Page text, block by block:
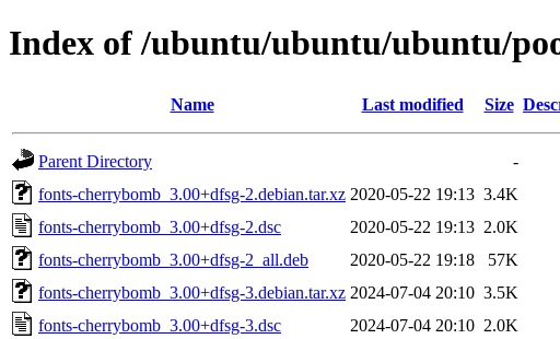
Index of /ubuntu/ubuntu/ubuntu/
Name Last modified Size
Parent Directory
-
fonts-cherrybomb_3.00+dfsg-2.debian.tar.xz 2020-05-22 19:13 3.4K
fonts-cherrybomb_3.00+dfsg-2.dsc
2020-05-22 19:13 2.0K
fonts-cherrybomb_3.00+dfsg-2_all.deb
2020-05-22 19:18
57K
fonts-cherrybomb_3.00+dfsg-3.debian.tar.xz 2024-07-04 20:10 3.5K
fonts-cherrybomb_3.00+dfsg-3.dsc
2024-07-04 20:10 2.0K